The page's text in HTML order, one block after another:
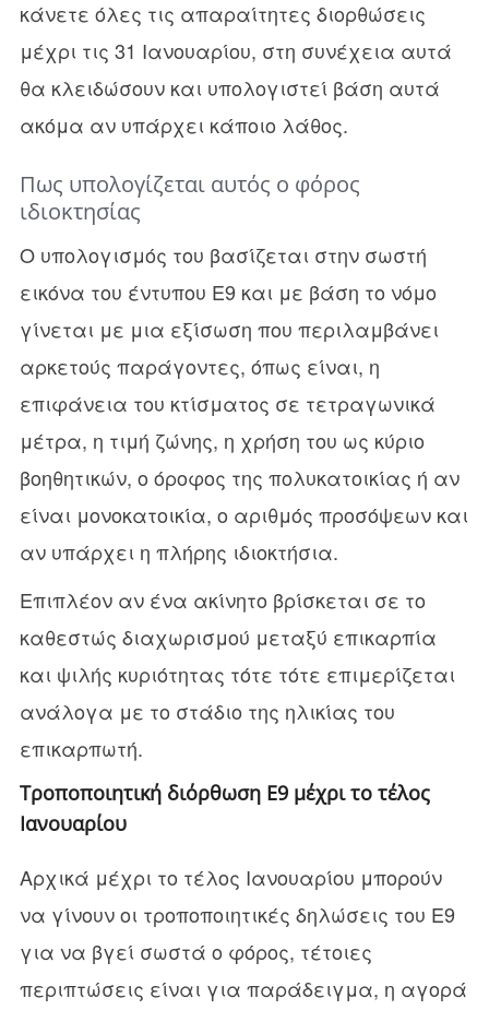
κάνετε όλες τις απαραίτητες διορθώσεις
μέχρι τις 31 Ιανουαρίου, στη συνέχεια αυτά
θα κλειδώσουν και υπολογιστεί βάση αυτά
ακόμα αν υπάρχει κάποιο λάθος.
Πως υπολογίζεται αυτός ο φόρος
ιδιοκτησίας
Ο υπολογισμός του βασίζεται στην σωστή
εικόνα του έντυπου E9 και με βάση το νόμο
γίνεται με μια εξίσωση που περιλαμβάνει
αρκετούς παράγοντες, όπως είναι, η
επιφάνεια του κτίσματος σε τετραγωνικά
μέτρα, η τιμή ζώνης, η χρήση του ως κύριο
βοηθητικών, ο όροφος της πολυκατοικίας ή αν
είναι μονοκατοικία, ο αριθμός προσόψεων και
αν υπάρχει η πλήρης ιδιοκτήσια.
Επιπλέον αν ένα ακίνητο βρίσκεται σε το
καθεστώς διαχωρισμού μεταξύ επικαρπία
και ψιλής κυριότητας τότε τότε επιμερίζεται
ανάλογα με το στάδιο της ηλικίας του
επικαρπωτή.
Τροποποιητική διόρθωση Ε9 μέχρι το τέλος
Ιανουαρίου
Αρχικά μέχρι το τέλος Ιανουαρίου μπορούν
να γίνουν οι τροποποιητικές δηλώσεις του Ε9
για να βγεί σωστά ο φόρος, τέτοιες
περιπτώσεις είναι για παράδειγμα, η αγορά